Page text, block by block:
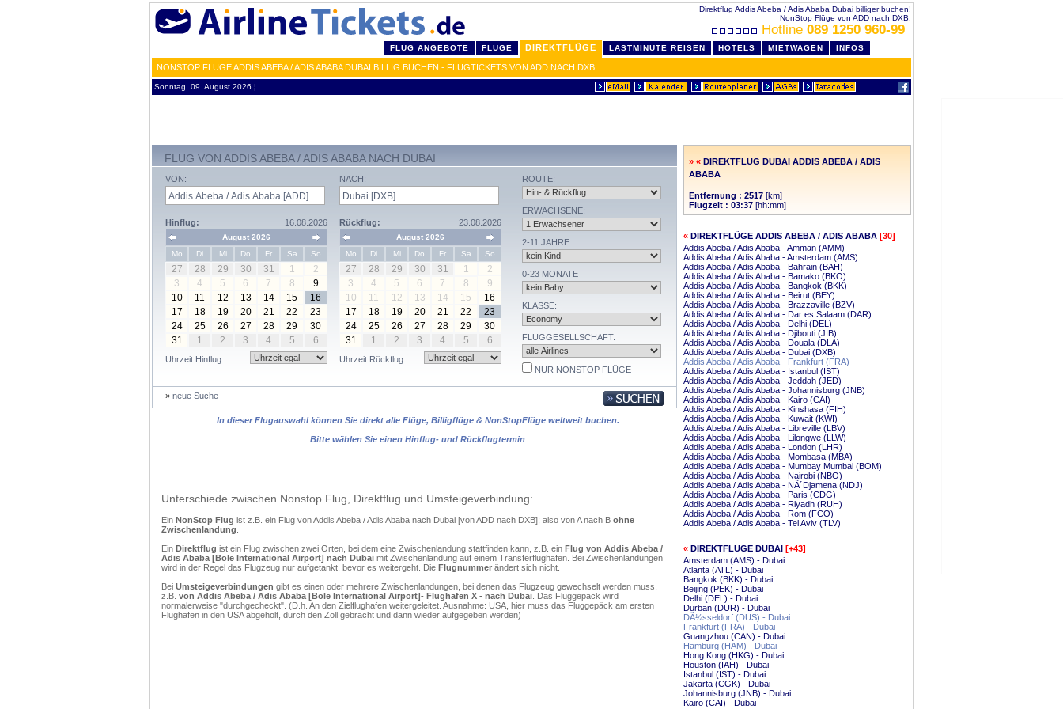
Direktflug Addis Abeba / Adis Ababa Dubai billiger buchen!
NonStop Flüge von ADD nach DXB.
Hotline 089 1250 960-99
FLUG ANGEBOTE FLÜGE DIREKTFLÜGE LASTMINUTE REISEN HOTELS MIETWAGEN INFOS
NONSTOP FLÜGE ADDIS ABEBA / ADIS ABABA DUBAI BILLIG BUCHEN - FLUGTICKETS VON ADD NACH DXB
Sonntag, 09. August 2026 ¦
FLUG VON ADDIS ABEBA / ADIS ABABA NACH DUBAI
VON:
Hinflug: 16.08.2026
August 2026
Mo
Di Mi Do Fr Sa So
27 28 29 30 31 1
2
3
4 5 6 7 8
9
10
11 12 13 14 15
16
17
18 19 20 21 22
23
24
25 26 27 28 29
30
31
1 2 3 4 5 6
Uhrzeit Hinflug
NACH:
Rückflug: 23.08.2026
August 2026
Mo
Di Mi Do Fr Sa So
27 28 29 30 31 1
2
3
4 5 6 7 8
9
10
11 12 13 14 15
16
17
18 19 20 21 22
23
24
25 26 27 28 29
30
31
1 2 3 4 5 6
Uhrzeit Rückflug
ROUTE:
ERWACHSENE:
2-11 JAHRE
0-23 MONATE
KLASSE:
FLUGGESELLSCHAFT:
NUR NONSTOP FLÜGE
» neue Suche
In dieser Flugauswahl können Sie direkt alle Flüge, Billigflüge & NonStopFlüge weltweit buchen.
Bitte wählen Sie einen Hinflug- und Rückflugtermin
Unterschiede zwischen Nonstop Flug, Direktflug und Umsteigeverbindung:
Ein NonStop Flug ist z.B. ein Flug von Addis Abeba / Adis Ababa nach Dubai [von ADD nach DXB]; also von A nach B ohne
Zwischenlandung
Ein Direktflug ist ein Flug zwischen zwei Orten, bei dem eine Zwischenlandung stattfinden kann, z.B. ein Flug von Addis Abeba /
Adis Ababa [Bole International Airport] nach Dubai mit Zwischenlandung auf einem Transferflughafen. Bei Zwischenlandungen
wird in der Regel das Flugzeug nur aufgetankt, bevor es weitergeht. Die Flugnummer ändert sich nicht.
Bei Umsteigeverbindungen gibt es einen oder mehrere Zwischenlandungen, bei denen das Flugzeug gewechselt werden muss,
z.B. von Addis Abeba / Adis Ababa [Bole International Airport]- Flughafen X - nach Dubai . Das Fluggepäck wird
normalerweise "durchgecheckt". (D.h. An den Zielflughafen weitergeleitet. Ausnahme: USA, hier muss das Fluggepäck am ersten
Flughafen in den USA abgeholt, durch den Zoll gebracht und dann wieder aufgegeben werden)
» « DIREKTFLUG DUBAI ADDIS ABEBA / ADIS
ABABA
Entfernung : 2517 [km]
Flugzeit : 03:37 [hh:mm]
« DIREKTFLÜGE ADDIS ABEBA / ADIS ABABA [30]
Addis Abeba / Adis Ababa - Amman (AMM)
Addis Abeba / Adis Ababa - Amsterdam (AMS)
Addis Abeba / Adis Ababa - Bahrain (BAH)
Addis Abeba / Adis Ababa - Bamako (BKO)
Addis Abeba / Adis Ababa - Bangkok (BKK)
Addis Abeba / Adis Ababa - Beirut (BEY)
Addis Abeba / Adis Ababa - Brazzaville (BZV)
Addis Abeba / Adis Ababa - Dar es Salaam (DAR)
Addis Abeba / Adis Ababa - Delhi (DEL)
Addis Abeba / Adis Ababa - Djibouti (JIB)
Addis Abeba / Adis Ababa - Douala (DLA)
Addis Abeba / Adis Ababa - Dubai (DXB)
Addis Abeba / Adis Ababa - Frankfurt (FRA)
Addis Abeba / Adis Ababa - Istanbul (IST)
Addis Abeba / Adis Ababa - Jeddah (JED)
Addis Abeba / Adis Ababa - Johannisburg (JNB)
Addis Abeba / Adis Ababa - Kairo (CAI)
Addis Abeba / Adis Ababa - Kinshasa (FIH)
Addis Abeba / Adis Ababa - Kuwait (KWI)
Addis Abeba / Adis Ababa - Libreville (LBV)
Addis Abeba / Adis Ababa - Lilongwe (LLW)
Addis Abeba / Adis Ababa - London (LHR)
Addis Abeba / Adis Ababa - Mombasa (MBA)
Addis Abeba / Adis Ababa - Mumbay Mumbai (BOM)
Addis Abeba / Adis Ababa - Nairobi (NBO)
Addis Abeba / Adis Ababa - NÂ´Djamena (NDJ)
Addis Abeba / Adis Ababa - Paris (CDG)
Addis Abeba / Adis Ababa - Riyadh (RUH)
Addis Abeba / Adis Ababa - Rom (FCO)
Addis Abeba / Adis Ababa - Tel Aviv (TLV)
« DIREKTFLÜGE DUBAI [+43]
Amsterdam (AMS) - Dubai
Atlanta (ATL) - Dubai
Bangkok (BKK) - Dubai
Beijing (PEK) - Dubai
Delhi (DEL) - Dubai
Durban (DUR) - Dubai
DÃ¼sseldorf (DUS) - Dubai
Frankfurt (FRA) - Dubai
Guangzhou (CAN) - Dubai
Hamburg (HAM) - Dubai
Hong Kong (HKG) - Dubai
Houston (IAH) - Dubai
Istanbul (IST) - Dubai
Jakarta (CGK) - Dubai
Johannisburg (JNB) - Dubai
Kairo (CAI) - Dubai